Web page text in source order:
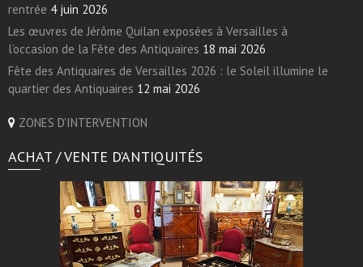
rentrée 4 juin 2026
Les œuvres de Jérôme Quilan exposées à Versailles à
l’occasion de la Fête des Antiquaires 18 mai 2026
Fête des Antiquaires de Versailles 2026 : le Soleil illumine le
quartier des Antiquaires 12 mai 2026
ZONES D'INTERVENTION
ACHAT / VENTE D’ANTIQUITÉS